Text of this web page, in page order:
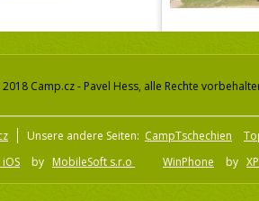
Camp.cz - Pavel Hess, alle Rechte
Unsere andere Seiten: CampTschechien
iOS by MobileSoft s.r.o WinPhone by